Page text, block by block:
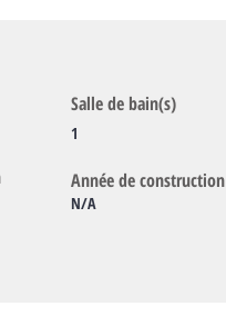
Salle de bain(s)
1
Année de construction
N/A